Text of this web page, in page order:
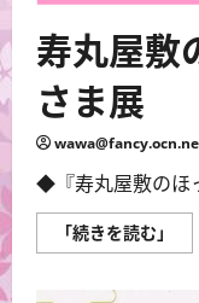
寿丸屋敷
さま展
◆『寿丸屋敷のほ
「続きを読む」
丸